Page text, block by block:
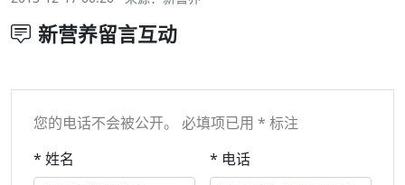
新营养留言互动
您的电话不会被公开。 必填项已用 * 标注
* 姓名
* 电话